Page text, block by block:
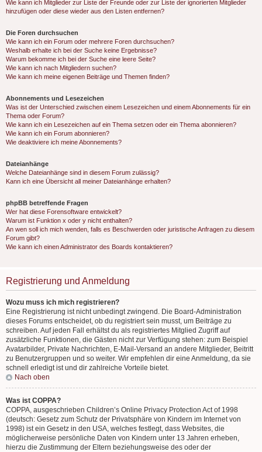
Wie kann ich Mitglieder zur Liste der Freunde oder zur Liste der ignorierten Mitglieder
hinzufügen oder diese wieder aus den Listen entfernen?
Die Foren durchsuchen
Wie kann ich ein Forum oder mehrere Foren durchsuchen?
Weshalb erhalte ich bei der Suche keine Ergebnisse?
Warum bekomme ich bei der Suche eine leere Seite?
Wie kann ich nach Mitgliedern suchen?
Wie kann ich meine eigenen Beiträge und Themen finden?
Abonnements und Lesezeichen
Was ist der Unterschied zwischen einem Lesezeichen und einem Abonnements für ein
Thema oder Forum?
Wie kann ich ein Lesezeichen auf ein Thema setzen oder ein Thema abonnieren?
Wie kann ich ein Forum abonnieren?
Wie deaktiviere ich meine Abonnements?
Dateianhänge
Welche Dateianhänge sind in diesem Forum zulässig?
Kann ich eine Übersicht all meiner Dateianhänge erhalten?
phpBB betreffende Fragen
Wer hat diese Forensoftware entwickelt?
Warum ist Funktion x oder y nicht enthalten?
An wen soll ich mich wenden, falls es Beschwerden oder juristische Anfragen zu diesem
Forum gibt?
Wie kann ich einen Administrator des Boards kontaktieren?
Registrierung und Anmeldung
Wozu muss ich mich registrieren?
Eine Registrierung ist nicht unbedingt zwingend. Die Board-Administration
dieses Forums entscheidet, ob du registriert sein musst, um Beiträge zu
schreiben. Auf jeden Fall erhältst du als registriertes Mitglied Zugriff auf
zusätzliche Funktionen, die Gästen nicht zur Verfügung stehen: zum Beispiel
Avatarbilder, Private Nachrichten, E-Mail-Versand an andere Mitglieder, Beitritt
zu Benutzergruppen und so weiter. Wir empfehlen dir eine Anmeldung, da sie
schnell erledigt ist und dir zahlreiche Vorteile bietet.
Nach oben
Was ist COPPA?
COPPA, ausgeschrieben Children’s Online Privacy Protection Act of 1998
(deutsch: Gesetz zum Schutz der Privatsphäre von Kindern im Internet von
1998) ist ein Gesetz in den USA, welches festlegt, dass Websites, die
möglicherweise persönliche Daten von Kindern unter 13 Jahren erheben,
hierzu die Zustimmung der Eltern beziehungsweise des oder der